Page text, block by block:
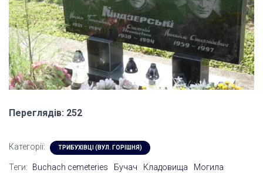
Переглядів: 252
Категорії: ТРИБУХІВЦІ (ВУЛ. ГОРІШНЯ)
Теги: Buchach cemeteries Бучач Кладовища Могила